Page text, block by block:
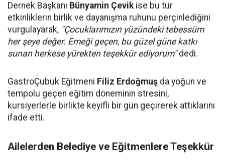
Dernek Başkanı Bünyamin Çevikise bu tür
etkinliklerin birlik ve dayanışma ruhunu perçinlediğini
vurgulayarak, "Çocuklarımızın yüzündeki tebessüm
her şeye değer. Emeği geçen, bu güzel güne katkı
sunan herkese yürekten teşekkür ediyorum"dedi.
GastroÇubuk Eğitmeni Filiz Erdoğmuş da yoğun ve
tempolu geçen eğitim döneminin stresini,
kursiyerlerle birlikte keyifli bir gün geçirerek attıklarını
ifade etti.
Ailelerden Belediye ve Eğitmenlere Teşekkür